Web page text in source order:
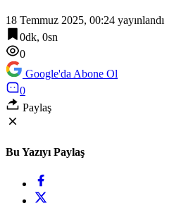
Kadınlar artık şehirlerde söz sahibi oluyor
18 Temmuz 2025, 00:24 yayınlandı
0dk, 0sn
0
Google'da Abone Ol
0
Paylaş
Bu Yazıyı Paylaş